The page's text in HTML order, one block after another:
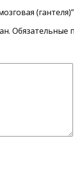
(гантеля)”
Обязательные